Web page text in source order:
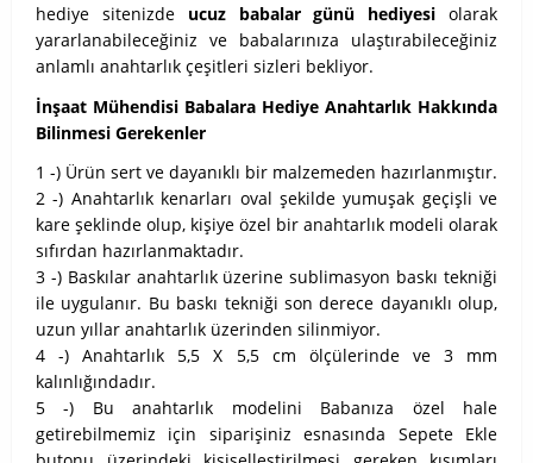
hediye sitenizde ucuz babalar günü hediyesi olarak
yararlanabileceğiniz ve babalarınıza ulaştırabileceğiniz
anlamlı anahtarlık çeşitleri sizleri bekliyor.
İnşaat Mühendisi Babalara Hediye Anahtarlık Hakkında
Bilinmesi Gerekenler
1 -) Ürün sert ve dayanıklı bir malzemeden hazırlanmıştır.
2 -) Anahtarlık kenarları oval şekilde yumuşak geçişli ve
kare şeklinde olup, kişiye özel bir anahtarlık modeli olarak
sıfırdan hazırlanmaktadır.
3 -) Baskılar anahtarlık üzerine sublimasyon baskı tekniği
ile uygulanır. Bu baskı tekniği son derece dayanıklı olup,
uzun yıllar anahtarlık üzerinden silinmiyor.
4 -) Anahtarlık 5,5 X 5,5 cm ölçülerinde ve 3 mm
kalınlığındadır.
5 -) Bu anahtarlık modelini Babanıza özel hale
getirebilmemiz için siparişiniz esnasında Sepete Ekle